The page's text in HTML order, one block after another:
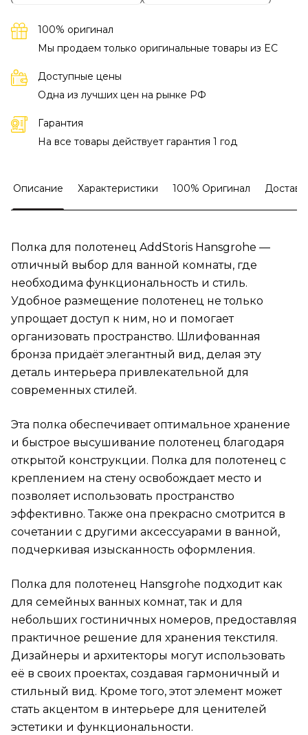
100% оригинал
Мы продаем только оригинальные товары из EC
Доступные цены
Одна из лучших цен на рынке РФ
Гарантия
На все товары действует гарантия 1 год
Описание Характеристики 100% Оригинал
Полка для полотенец AddStoris Hansgrohe —
отличный выбор для ванной комнаты, где
необходима функциональность и стиль.
Удобное размещение полотенец не только
упрощает доступ к ним, но и помогает
организовать пространство. Шлифованная
бронза придаёт элегантный вид, делая эту
деталь интерьера привлекательной для
современных стилей.
Эта полка обеспечивает оптимальное хранение
и быстрое высушивание полотенец благодаря
открытой конструкции. Полка для полотенец с
креплением на стену освобождает место и
позволяет использовать пространство
эффективно. Также она прекрасно смотрится в
сочетании с другими аксессуарами в ванной,
подчеркивая изысканность оформления.
Полка для полотенец Hansgrohe подходит как
для семейных ванных комнат, так и для
небольших гостиничных номеров, предоставляя
практичное решение для хранения текстиля.
Дизайнеры и архитекторы могут использовать
её в своих проектах, создавая гармоничный и
стильный вид. Кроме того, этот элемент может
стать акцентом в интерьере для ценителей
эстетики и функциональности.